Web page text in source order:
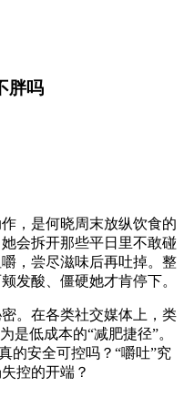
胖吗
是何晓周末放纵饮食的
会拆开那些平日里不敢碰
，尝尽滋味后再吐掉。整
发酸、僵硬她才肯停下。
。在各类社交媒体上，类
是低成本的“减肥捷径”。
的安全可控吗？“嚼吐”究
控的开端？